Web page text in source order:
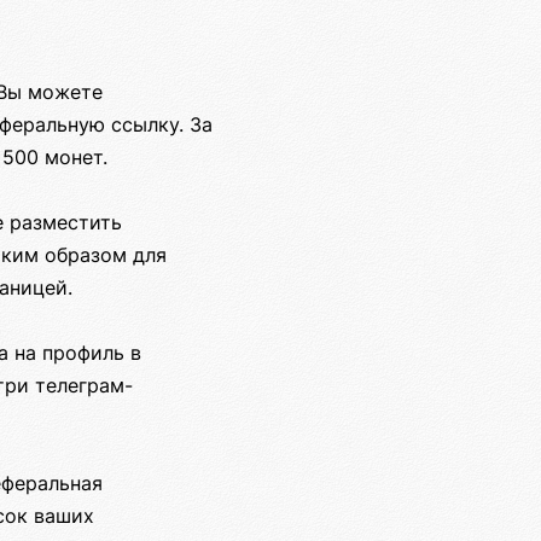
можете
ссылку. За
монет.
образом для
на профиль в
телеграм-
ваших